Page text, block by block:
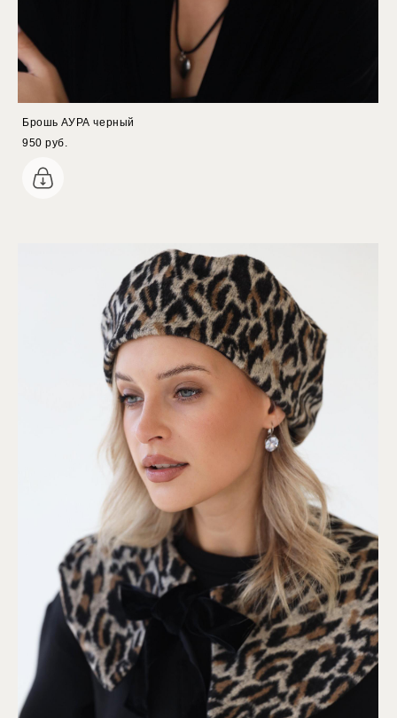
Брошь АУРА черный
950 pуб.